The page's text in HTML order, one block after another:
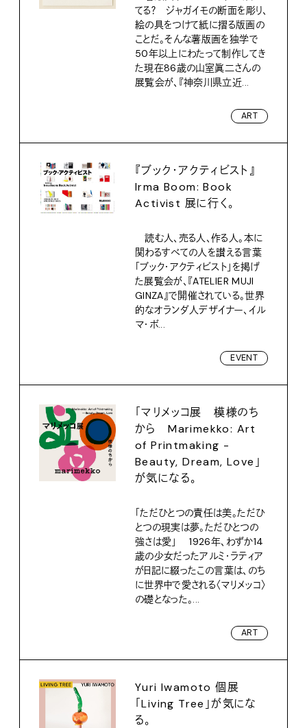
てる？ ジャガイモの断面を彫り、
絵の具をつけて紙に摺る版画の
ことだ。そんな薯版画を独学で
50年以上にわたって制作してき
た現在86歳の山室眞二さんの
展覧会が、『神奈川県立近...
ART
『ブック・アクティビスト』
Irma Boom: Book
Activist 展に行く。
読む人、売る人、作る人。本に
関わるすべての人を讃える言葉
「ブック・アクティビスト」を掲げ
た展覧会が、『ATELIER MUJI
GINZA』で開催されている。世界
的なオランダ人デザイナー、イル
マ・ボ...
EVENT
「マリメッコ展 模様のち
から Marimekko: Art
of Printmaking -
Beauty, Dream, Love」
が気になる。
「ただひとつの責任は美。ただひ
とつの現実は夢。ただひとつの
強さは愛」 1926年、わずか14
歳の少女だったアルミ・ラティア
が日記に綴ったこの言葉は、のち
に世界中で愛される〈マリメッコ〉
の礎となった。...
ART
Yuri Iwamoto 個展
「Living Tree」が気にな
る。